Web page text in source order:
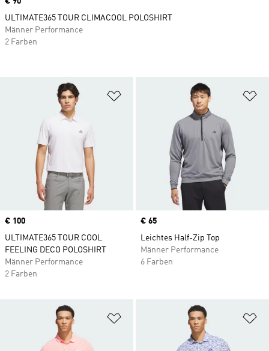
Zur Wunschliste hinzufügen
Price
€ 100
ULTIMATE365 TOUR COOL
FEELING DECO POLOSHIRT
Männer Performance
2 Farben
Price
€ 65
Leichtes Half-Zip Top
Männer Performance
6 Farben
Zur Wunschliste hinzufügen
ULTIMATE365 TOUR CLIMACOOL POLOSHIRT
Männer Performance
2 Farben